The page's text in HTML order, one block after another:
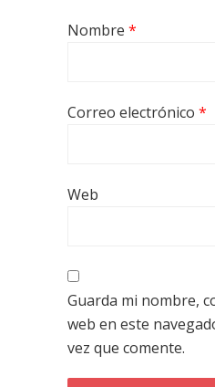
Nombre *
Correo electrónico *
Web
Guarda mi nombre,
web en este
vez que comente.